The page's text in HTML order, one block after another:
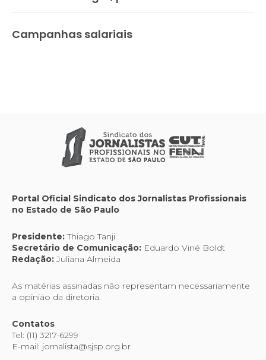
Campanhas salariais
Portal Oficial Sindicato dos Jornalistas Profissionais
no Estado de São Paulo
Presidente:Thiago Tanji
Secretário de Comunicação: Eduardo Viné Boldt
Redação:Juliana Almeida
As matérias assinadas não representam necessariamente
a opinião da diretoria.
Contatos
Tel: (11) 3217-6299
E-mail: jornalista@sjsp.org.br